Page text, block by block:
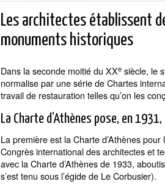
Les architectes établissent
monuments historiques
Dans la seconde moitié du XXe siècle, le
normalise par une série de Chartes
travail de restauration telles qu’on les
La Charte d’Athènes pose, en
La première est la Charte d’Athènes
Congrès international des architectes et
avec la Charte d’Athènes de 1933,
s’est tenu sous l’égide de Le Corbusier).